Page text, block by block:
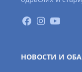
НОВОСТИ И